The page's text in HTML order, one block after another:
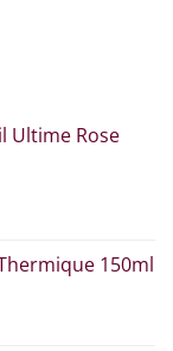
Ultime Rose
150ml